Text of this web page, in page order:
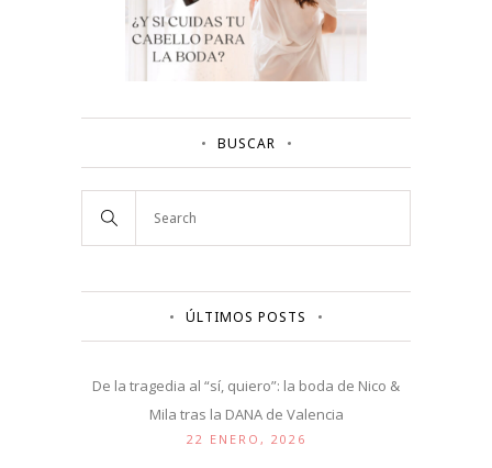
BUSCAR
ÚLTIMOS POSTS
De la tragedia al “sí, quiero”: la boda de Nico &
Mila tras la DANA de Valencia
22 ENERO, 2026